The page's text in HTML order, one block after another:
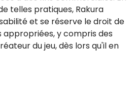
telles pratiques, Rakura
et se réserve le droit de
y compris des
du jeu, dès lors qu'il en